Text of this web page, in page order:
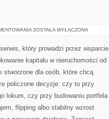
PRAWO
ZOSTAŁA WYŁĄCZONA
który prowadzi przez wsparcie
kapitału w nieruchomości od
stworzone dla osób, które chcą
policzone decyzje: czy to przy
lokum, czy przy budowaniu portfela
flipping albo stabilny wzrost